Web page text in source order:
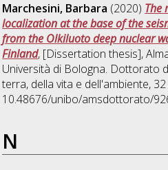
Marchesini, Barbara (2020) The
localization at the base of the
from the Olkiluoto deep nuclear
Finland, [Dissertation thesis],
Università di Bologna. Dottorato
terra, della vita e dell'ambiente,
10.48676/unibo/amsdottorato/
N